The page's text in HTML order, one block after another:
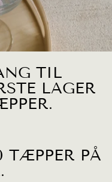
TIL
LAGER
TÆPPER PÅ